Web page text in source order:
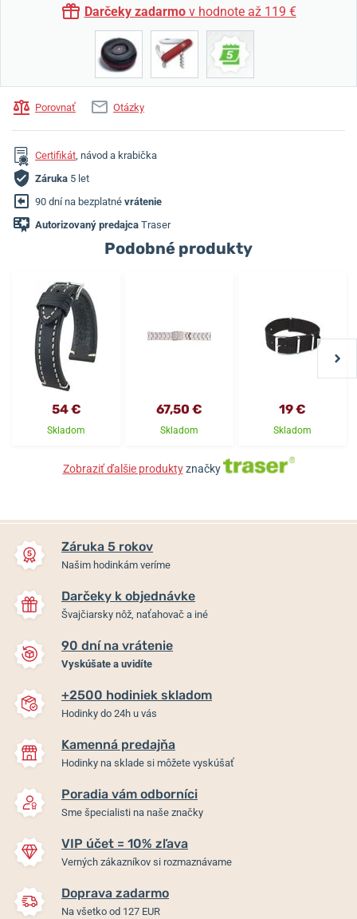
Darčeky zadarmov hodnote až 119 €
Porovnať Otázky
Certifikát, návod a krabička
Záruka 5 let
90 dní na bezplatné vrátenie
Autorizovaný predajca Traser
Podobné produkty
54 €
Skladom
67,50 €
Skladom
19 €
Skladom
Zobraziť ďalšie produktyznačky
Záruka 5 rokov
Našim hodinkám veríme
Darčeky k objednávke
Švajčiarsky nôž, naťahovač a iné
90 dní na vrátenie
Vyskúšate a uvidíte
+2500 hodiniek skladom
Hodinky do 24h u vás
Kamenná predajňa
Hodinky na sklade si môžete vyskúšať
Poradia vám odborníci
Sme špecialisti na naše značky
VIP účet = 10% zľava
Verných zákazníkov si rozmaznávame
Doprava zadarmo
Na všetko od 127 EUR